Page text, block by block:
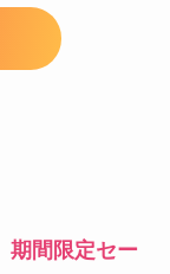
期間限定セー